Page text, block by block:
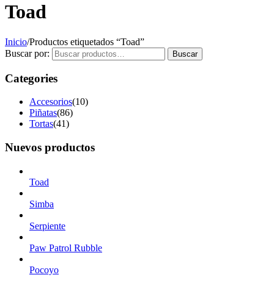
Toad
Inicio/Productos etiquetados “Toad”
Buscar por:
Buscar
Categories
Accesorios(10)
Piñatas(86)
Tortas(41)
Nuevos productos
Toad
Simba
Serpiente
Paw Patrol Rubble
Pocoyo